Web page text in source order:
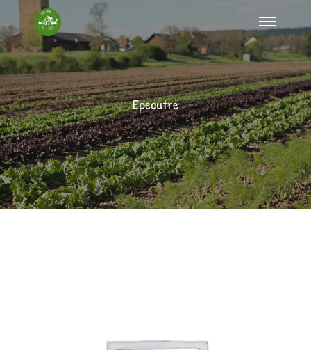
Epeautre